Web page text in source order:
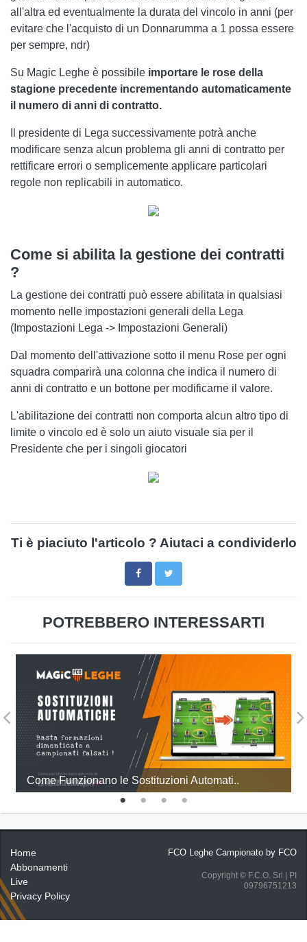
all'altra ed eventualmente la durata del vincolo in anni (per
evitare che l'acquisto di un Donnarumma a 1 possa essere
per sempre, ndr)
Su Magic Leghe è possibile importare le rose della
stagione precedente incrementando automaticamente
il numero di anni di contratto.
Il presidente di Lega successivamente potrà anche
modificare senza alcun problema gli anni di contratto per
rettificare errori o semplicemente applicare particolari
regole non replicabili in automatico.
Come si abilita la gestione dei contratti
?
La gestione dei contratti può essere abilitata in qualsiasi
momento nelle impostazioni generali della Lega
(Impostazioni Lega -> Impostazioni Generali)
Dal momento dell'attivazione sotto il menu Rose per ogni
squadra comparirà una colonna che indica il numero di
anni di contratto e un bottone per modificarne il valore.
L'abilitazione dei contratti non comporta alcun altro tipo di
limite o vincolo ed è solo un aiuto visuale sia per il
Presidente che per i singoli giocatori
Ti è piaciuto l'articolo ? Aiutaci a condividerlo
POTREBBERO INTERESSARTI
Come Funzionano le Sostituzioni Automati..
Home
Abbonamenti
Live
Privacy Policy
FCO Leghe Campionato by FCO
Copyright © F.C.O. Srl | PI
09796751213